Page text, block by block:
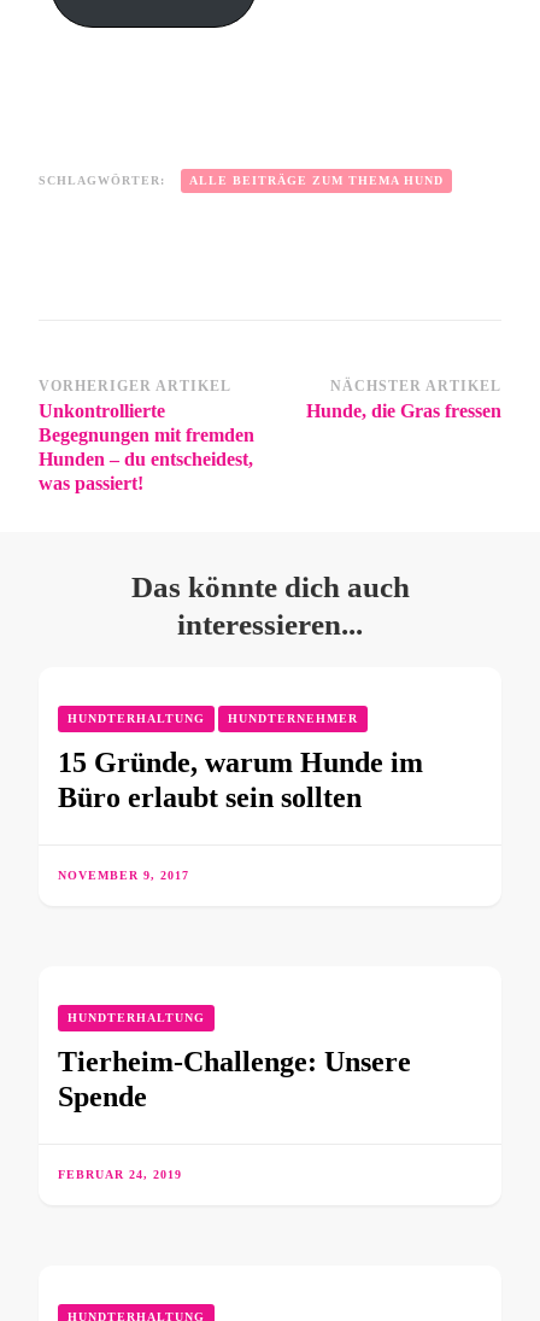
SCHLAGWÖRTER: ALLE BEITRÄGE ZUM THEMA HUND
VORHERIGER ARTIKEL
Unkontrollierte
Begegnungen mit fremden
Hunden – du entscheidest,
was passiert!
NÄCHSTER ARTIKEL
Hunde, die Gras fressen
Das könnte dich auch
interessieren...
HUNDTERHALTUNG HUNDTERNEHMER
15 Gründe, warum Hunde im
Büro erlaubt sein sollten
NOVEMBER 9, 2017
HUNDTERHALTUNG
Tierheim-Challenge: Unsere
Spende
FEBRUAR 24, 2019
HUNDTERHALTUNG